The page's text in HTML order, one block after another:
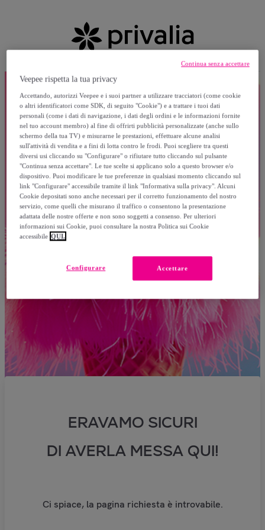
ERAVAMO SICURI
DI AVERLA MESSA QUI!
Ci spiace, la pagina richiesta è introvabile.
Veepee rispetta la tua privacy
Accettando, autorizzi Veepee e i suoi partner a utilizzare tracciatori (come cookie
o altri identificatori come SDK, di seguito "Cookie") e a trattare i tuoi dati
personali (come i dati di navigazione, i dati degli ordini e le informazioni fornite
nel tuo account membro) al fine di offrirti pubblicità personalizzate (anche sullo
schermo della tua TV) e misurarne le prestazioni, effettuare alcune analisi
sull'attività di vendita e a fini di lotta contro le frodi. Puoi scegliere tra questi
diversi usi cliccando su "Configurare" o rifiutare tutto cliccando sul pulsante
"Continua senza accettare". Le tue scelte si applicano solo a questo browser e/o
dispositivo. Puoi modificare le tue preferenze in qualsiasi momento cliccando sul
link "Configurare" accessibile tramite il link "Informativa sulla privacy". Alcuni
Cookie depositati sono anche necessari per il corretto funzionamento del nostro
servizio, come quelli che misurano il traffico o consentono la presentazione
adattata delle nostre offerte e non sono soggetti a consenso. Per ulteriori
informazioni sui Cookie, puoi consultare la nostra Politica sui Cookie
accessibile QUI.
Accettare
Configurare
Continua senza accettare